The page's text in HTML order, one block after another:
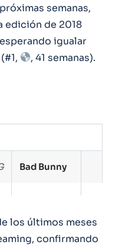
semanas,
edición de 2018
esperando igualar
, 41 semanas).
Bad Bunny
los últimos meses
confirmando